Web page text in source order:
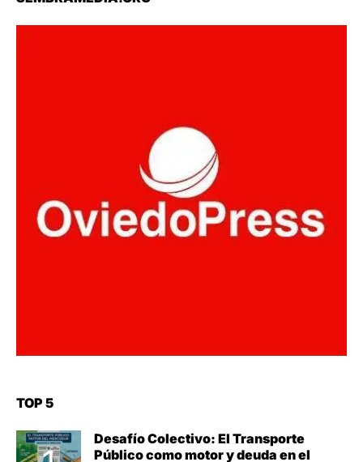
TOP 5
Desafío Colectivo: El Transporte
Público como motor y deuda en el